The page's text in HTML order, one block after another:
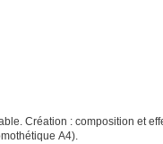
Création : composition et
A4).